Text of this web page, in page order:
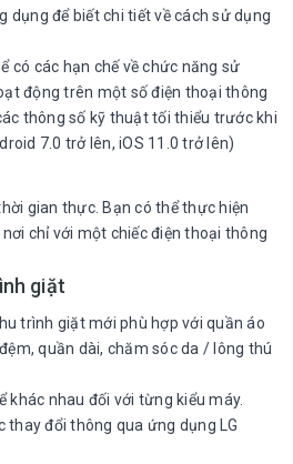
dụng để biết chi tiết về cách sử dụng
có các hạn chế về chức năng sử
động trên một số điện thoại thông
thông số kỹ thuật tối thiểu trước khi
7.0 trở lên, iOS 11.0 trở lên)
gian thực. Bạn có thể thực hiện
chỉ với một chiếc điện thoại thông
giặt
trình giặt mới phù hợp với quần áo
quần dài, chăm sóc da / lông thú
khác nhau đối với từng kiểu máy.
thay đổi thông qua ứng dụng LG